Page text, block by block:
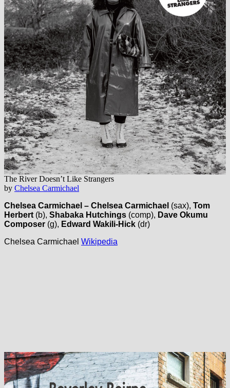
The River Doesn’t Like Strangers
by Chelsea Carmichael
Chelsea Carmichael – Chelsea Carmichael (sax), Tom
Herbert (b), Shabaka Hutchings (comp), Dave Okumu
Composer (g), Edward Wakili-Hick (dr)
Chelsea Carmichael Wikipedia